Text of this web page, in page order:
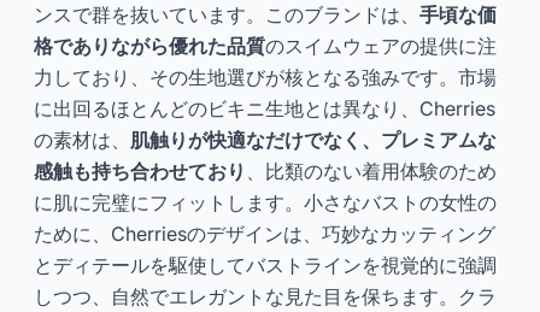
ンスで群を抜いています。このブランドは、 手頃な価
格でありながら優れた品質のスイムウェアの提供に注
力しており、その生地選びが核となる強みです。市場
に出回るほとんどのビキニ生地とは異なり、Cherries
の素材は、 肌触りが快適なだけでなく、プレミアムな
感触も持ち合わせており
、比類のない着用体験のため
に肌に完璧にフィットします。小さなバストの女性の
ために、Cherriesのデザインは、巧妙なカッティング
とディテールを駆使してバストラインを視覚的に強調
しつつ、自然でエレガントな見た目を保ちます。クラ